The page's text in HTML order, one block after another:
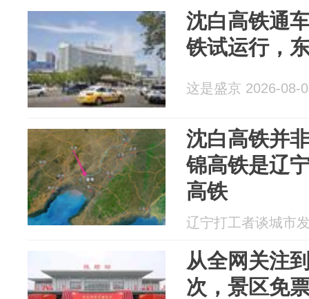
沈白高铁通
铁试运行，
这是盛京 2026-08-
沈白高铁并
锦高铁是辽
高铁
辽宁打工者谈城市
从全网关注
次，景区免